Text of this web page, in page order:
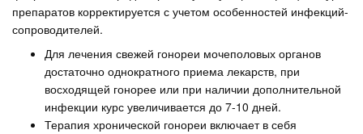
препаратов корректируется с учетом особенностей инфекций-
сопроводителей.
Для лечения свежей гонореи мочеполовых органов
достаточно однократного приема лекарств, при
восходящей гонорее или при наличии дополнительной
инфекции курс увеличивается до 7-10 дней.
Терапия хронической гонореи включает в себя